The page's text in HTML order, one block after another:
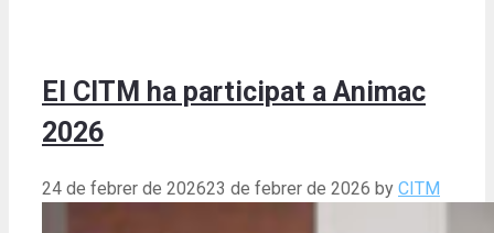
El CITM ha participat a Animac
2026
24 de febrer de 202623 de febrer de 2026 by CITM